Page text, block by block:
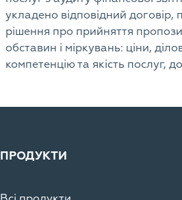
укладено відповідний
рішення про прийняття
обставин і міркувань: ціни,
компетенцію та якість послуг,
ПРОДУКТИ